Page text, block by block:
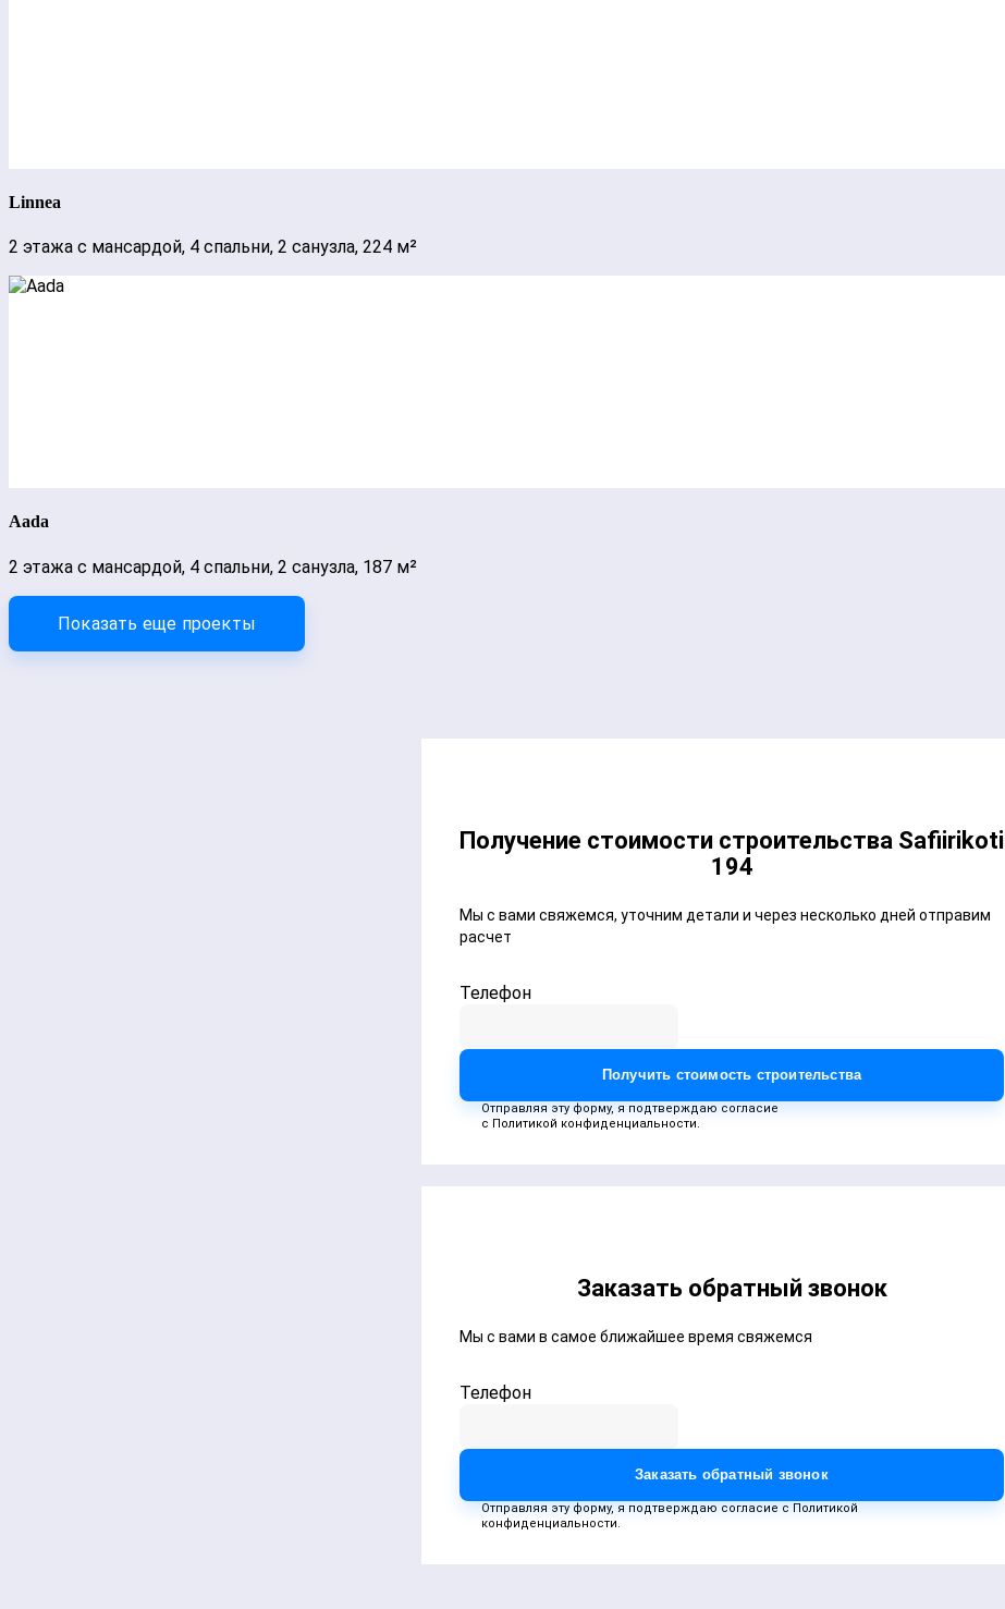
Linnea
2 этажа с мансардой, 4 спальни, 2 санузла, 224 м²
Aada
2 этажа с мансардой, 4 спальни, 2 санузла, 187 м²
Показать еще проекты
Получение стоимости строительства Safiirikoti
194
Мы с вами свяжемся, уточним детали и через несколько дней отправим
расчет
Телефон
Получить стоимость строительства
Отправляя эту форму, я подтверждаю согласие
с Политикой конфиденциальности.
Заказать обратный звонок
Мы с вами в самое ближайшее время свяжемся
Телефон
Заказать обратный звонок
Отправляя эту форму, я подтверждаю согласие с Политикой
конфиденциальности.